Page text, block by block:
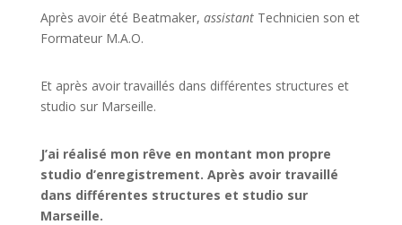
Après avoir été Beatmaker, assistant Technicien son et
Formateur M.A.O.
Et après avoir travaillés dans différentes structures et
studio sur Marseille.
J’ai réalisé mon rêve en montant mon propre
studio d’enregistrement. Après avoir travaillé
dans différentes structures et studio sur
Marseille.